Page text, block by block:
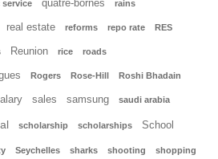
quatre-bornes rains
real estate reforms repo rate RES
Reunion rice roads
Rogers Rose-Hill Roshi Bhadain
sales samsung saudi arabia
scholarship scholarships School
Seychelles sharks shooting shopping